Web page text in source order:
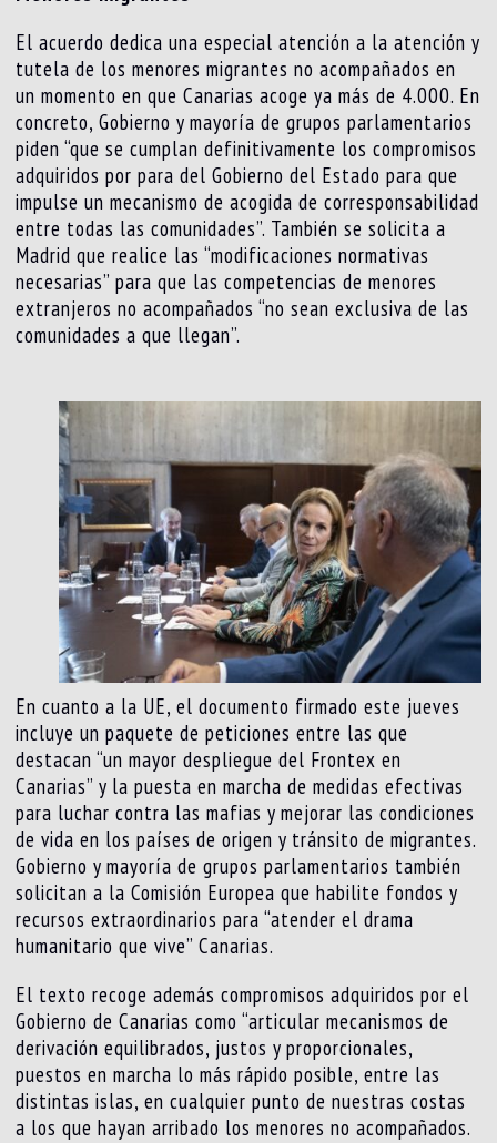
El acuerdo dedica una especial atención a la atención y
tutela de los menores migrantes no acompañados en
un momento en que Canarias acoge ya más de 4.000. En
concreto, Gobierno y mayoría de grupos parlamentarios
piden “que se cumplan definitivamente los compromisos
adquiridos por para del Gobierno del Estado para que
impulse un mecanismo de acogida de corresponsabilidad
entre todas las comunidades”. También se solicita a
Madrid que realice las “modificaciones normativas
necesarias” para que las competencias de menores
extranjeros no acompañados “no sean exclusiva de las
comunidades a que llegan”.
En cuanto a la UE, el documento firmado este jueves
incluye un paquete de peticiones entre las que
destacan “un mayor despliegue del Frontex en
Canarias” y la puesta en marcha de medidas efectivas
para luchar contra las mafias y mejorar las condiciones
de vida en los países de origen y tránsito de migrantes.
Gobierno y mayoría de grupos parlamentarios también
solicitan a la Comisión Europea que habilite fondos y
recursos extraordinarios para “atender el drama
humanitario que vive” Canarias.
El texto recoge además compromisos adquiridos por el
Gobierno de Canarias como “articular mecanismos de
derivación equilibrados, justos y proporcionales,
puestos en marcha lo más rápido posible, entre las
distintas islas, en cualquier punto de nuestras costas
a los que hayan arribado los menores no acompañados.